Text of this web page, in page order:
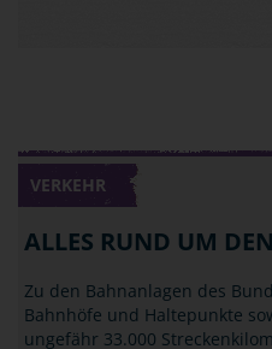
VERKEHR
ALLES RUND UM
Zu den Bahnanlagen des
Bahnhöfe und Haltepunkte
ungefähr 33.000